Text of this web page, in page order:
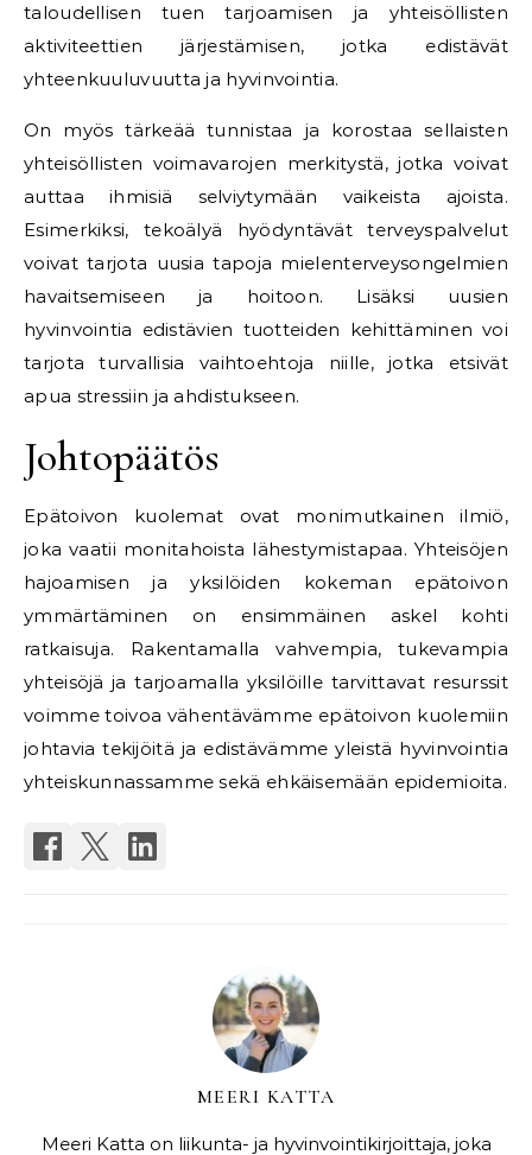
taloudellisen tuen tarjoamisen ja yhteisöllisten
aktiviteettien järjestämisen, jotka edistävät
yhteenkuuluvuutta ja hyvinvointia.
On myös tärkeää tunnistaa ja korostaa sellaisten
yhteisöllisten voimavarojen merkitystä, jotka voivat
auttaa ihmisiä selviytymään vaikeista ajoista.
Esimerkiksi, tekoälyä hyödyntävät terveyspalvelut
voivat tarjota uusia tapoja mielenterveysongelmien
havaitsemiseen ja hoitoon. Lisäksi uusien
hyvinvointia edistävien tuotteiden kehittäminen voi
tarjota turvallisia vaihtoehtoja niille, jotka etsivät
apua stressiin ja ahdistukseen.
Johtopäätös
Epätoivon kuolemat ovat monimutkainen ilmiö,
joka vaatii monitahoista lähestymistapaa. Yhteisöjen
hajoamisen ja yksilöiden kokeman epätoivon
ymmärtäminen on ensimmäinen askel kohti
ratkaisuja. Rakentamalla vahvempia, tukevampia
yhteisöjä ja tarjoamalla yksilöille tarvittavat resurssit
voimme toivoa vähentävämme epätoivon kuolemiin
johtavia tekijöitä ja edistävämme yleistä hyvinvointia
yhteiskunnassamme sekä ehkäisemään epidemioita.
MEERI KATTA
Meeri Katta on liikunta- ja hyvinvointikirjoittaja, joka